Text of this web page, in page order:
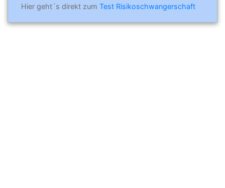
Hier geht´s direkt zum Test Risikoschwangerschaft